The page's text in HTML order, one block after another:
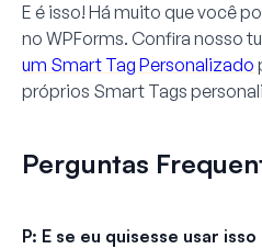
E é isso! Há muito que você
no WPForms. Confira nosso
um Smart Tag Personalizado
próprios Smart Tags
Perguntas
P: E se eu quisesse usar